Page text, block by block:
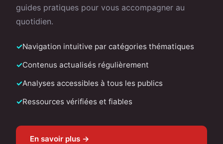
guides pratiques pour vous accompagner au
quotidien.
Navigation intuitive par catégories thématiques
Contenus actualisés régulièrement
Analyses accessibles à tous les publics
Ressources vérifiées et fiables
En savoir plus →